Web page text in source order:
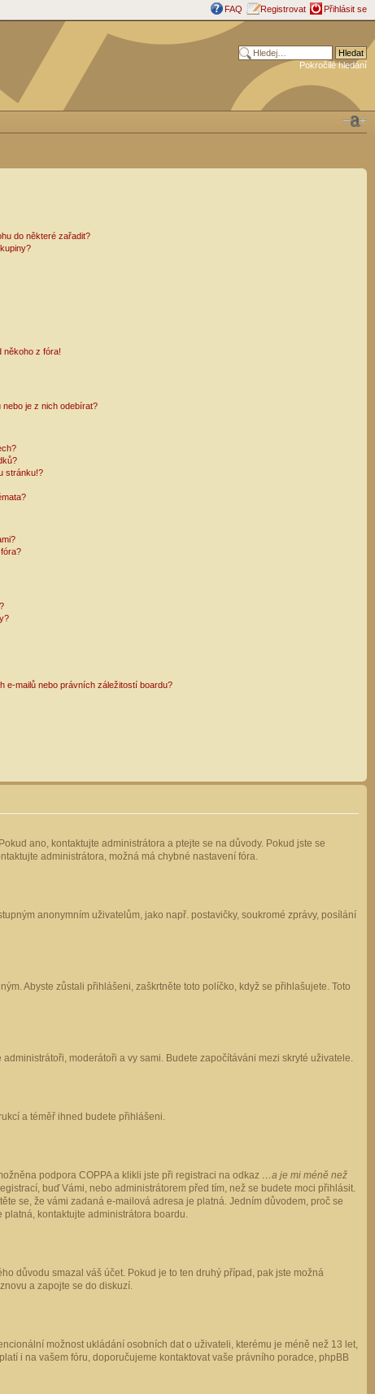
FAQ Registrovat Přihlásit se
Pokročilé hledání
do některé zařadit?
někoho z fóra!
je z nich odebírat?
stránku!?
e-mailů nebo právních záležitostí boardu?
ano, kontaktujte administrátora a ptejte se na důvody. Pokud jste se
administrátora, možná má chybné nastavení fóra.
anonymním uživatelům, jako např. postavičky, soukromé zprávy, posílání
Abyste zůstali přihlášeni, zaškrtněte toto políčko, když se přihlašujete. Toto
moderátoři a vy sami. Budete započítáváni mezi skryté uživatele.
a téměř ihned budete přihlášeni.
podpora COPPA a klikli jste při registraci na odkaz …a je mi méně než
buď Vámi, nebo administrátorem před tím, než se budete moci přihlásit.
se, že vámi zadaná e-mailová adresa je platná. Jedním důvodem, proč se
kontaktujte administrátora boardu.
důvodu smazal váš účet. Pokud je to ten druhý případ, pak jste možná
a zapojte se do diskuzí.
možnost ukládání osobních dat o uživateli, kterému je méně než 13 let,
i na vašem fóru, doporučujeme kontaktovat vaše právního poradce, phpBB